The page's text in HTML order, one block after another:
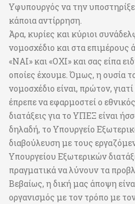
Υφυπουργός να την
κάποια αντίρρηση.
Άρα, κυρίες και κύριοι
νομοσχέδιο και στα
«ΝΑΙ» και «ΟΧΙ» και σας είπα
οποίες έχουμε. Όμως, η ουσία
νομοσχέδιο είναι, πρώτον,
έπρεπε να εφαρμοστεί ο
διατάξεις για το ΥΠΕΞ είναι
δηλαδή, το Υπουργείο
διαβούλευση με τους
Υπουργείου Εξωτερικών
πραγματικά να λύνουν τα
Βεβαίως, η δική μας άποψη
οργανισμός με τον τρόπο με